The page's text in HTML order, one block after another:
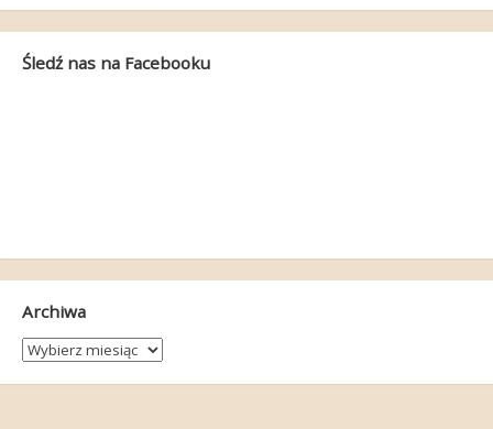
Śledź nas na Facebooku
Archiwa
Archiwa